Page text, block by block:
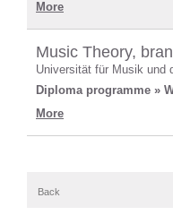
More
Music Theory,
Universität für Musik und
Diploma programme »
More
Back